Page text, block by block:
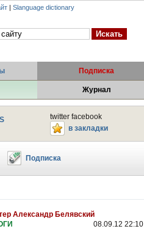
| Slanguage dictionary
Подписка
Журнал
twitter facebook
в закладки
Подписка
Александр Белявский
08.09.12 22:10